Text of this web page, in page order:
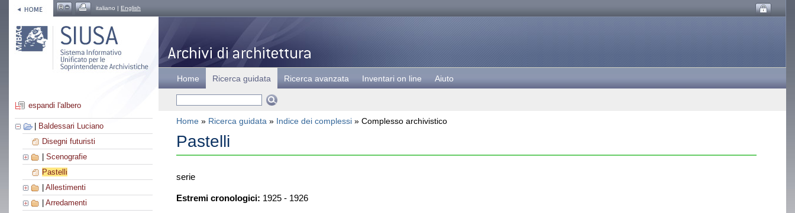
italiano | English
espandi l'albero
Baldessari Luciano
Disegni futuristi
Scenografie
Pastelli
Allestimenti
Arredamenti
Home Ricerca guidata Ricerca avanzata Inventari on line Aiuto
Home » Ricerca guidata » Indice dei complessi » Complesso archivistico
Pastelli
serie
Estremi cronologici: 1925 - 1926